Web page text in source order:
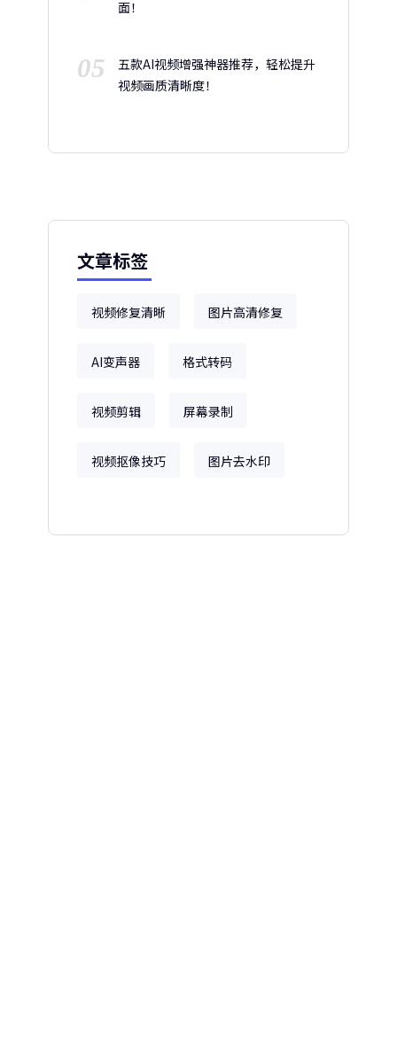
面！
05
五款AI视频增强神器推荐，轻松提升
视频画质清晰度！
文章标签
视频修复清晰 图片高清修复
AI变声器 格式转码
视频剪辑 屏幕录制
视频抠像技巧 图片去水印